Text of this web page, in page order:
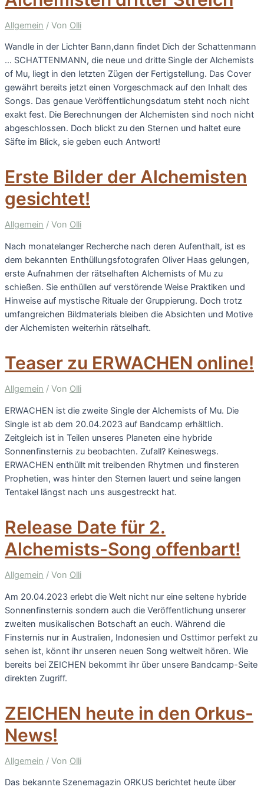
Allgemein / Von Olli
Wandle in der Lichter Bann,dann findet Dich der Schattenmann
… SCHATTENMANN, die neue und dritte Single der Alchemists
of Mu, liegt in den letzten Zügen der Fertigstellung. Das Cover
gewährt bereits jetzt einen Vorgeschmack auf den Inhalt des
Songs. Das genaue Veröffentlichungsdatum steht noch nicht
exakt fest. Die Berechnungen der Alchemisten sind noch nicht
abgeschlossen. Doch blickt zu den Sternen und haltet eure
Säfte im Blick, sie geben euch Antwort!
Erste Bilder der Alchemisten
gesichtet!
Allgemein / Von Olli
Nach monatelanger Recherche nach deren Aufenthalt, ist es
dem bekannten Enthüllungsfotografen Oliver Haas gelungen,
erste Aufnahmen der rätselhaften Alchemists of Mu zu
schießen. Sie enthüllen auf verstörende Weise Praktiken und
Hinweise auf mystische Rituale der Gruppierung. Doch trotz
umfangreichen Bildmaterials bleiben die Absichten und Motive
der Alchemisten weiterhin rätselhaft.
Teaser zu ERWACHEN online!
Allgemein / Von Olli
ERWACHEN ist die zweite Single der Alchemists of Mu. Die
Single ist ab dem 20.04.2023 auf Bandcamp erhältlich.
Zeitgleich ist in Teilen unseres Planeten eine hybride
Sonnenfinsternis zu beobachten. Zufall? Keineswegs.
ERWACHEN enthüllt mit treibenden Rhytmen und finsteren
Prophetien, was hinter den Sternen lauert und seine langen
Tentakel längst nach uns ausgestreckt hat.
Release Date für 2.
Alchemists-Song offenbart!
Allgemein / Von Olli
Am 20.04.2023 erlebt die Welt nicht nur eine seltene hybride
Sonnenfinsternis sondern auch die Veröffentlichung unserer
zweiten musikalischen Botschaft an euch. Während die
Finsternis nur in Australien, Indonesien und Osttimor perfekt zu
sehen ist, könnt ihr unseren neuen Song weltweit hören. Wie
bereits bei ZEICHEN bekommt ihr über unsere Bandcamp-Seite
direkten Zugriff.
ZEICHEN heute in den Orkus-
News!
Allgemein / Von Olli
Das bekannte Szenemagazin ORKUS berichtet heute über